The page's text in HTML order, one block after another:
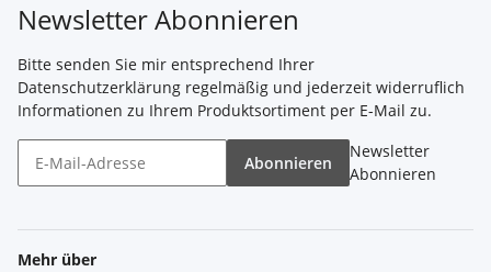
Newsletter Abonnieren
Bitte senden Sie mir entsprechend Ihrer
Datenschutzerklärung regelmäßig und jederzeit widerruflich
Informationen zu Ihrem Produktsortiment per E-Mail zu.
Abonnieren
Newsletter
Abonnieren
Mehr über